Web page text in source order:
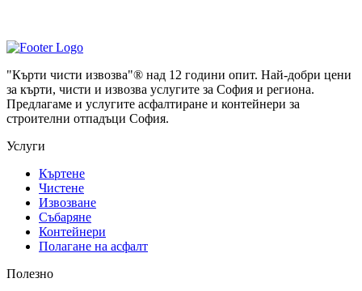
"Кърти чисти извозва"® над 12 години опит. Най-добри цени
за кърти, чисти и извозва услугите за София и региона.
Предлагаме и услугите асфалтиране и контейнери за
строителни отпадъци София.
Услуги
Къртене
Чистене
Извозване
Събаряне
Контейнери
Полагане на асфалт
Полезно